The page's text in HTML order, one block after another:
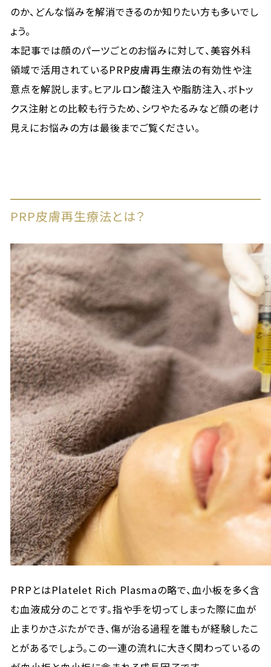
のか、どんな悩みを解消できるのか知りたい方も多いでし
ょう。
本記事では顔のパーツごとのお悩みに対して、美容外科
領域で活用されているPRP皮膚再生療法の有効性や注
意点を解説します。ヒアルロン酸注入や脂肪注入、ボトッ
クス注射との比較も行うため、シワやたるみなど顔の老け
見えにお悩みの方は最後までご覧ください。
PRP皮膚再生療法とは？
PRPとはPlatelet Rich Plasmaの略で、血小板を多く含
む血液成分のことです。指や手を切ってしまった際に血が
止まりかさぶたができ、傷が治る過程を誰もが経験したこ
とがあるでしょう。この一連の流れに大きく関わっているの